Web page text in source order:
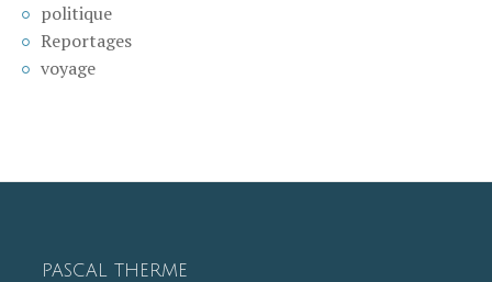
politique
Reportages
voyage
PASCAL THERME